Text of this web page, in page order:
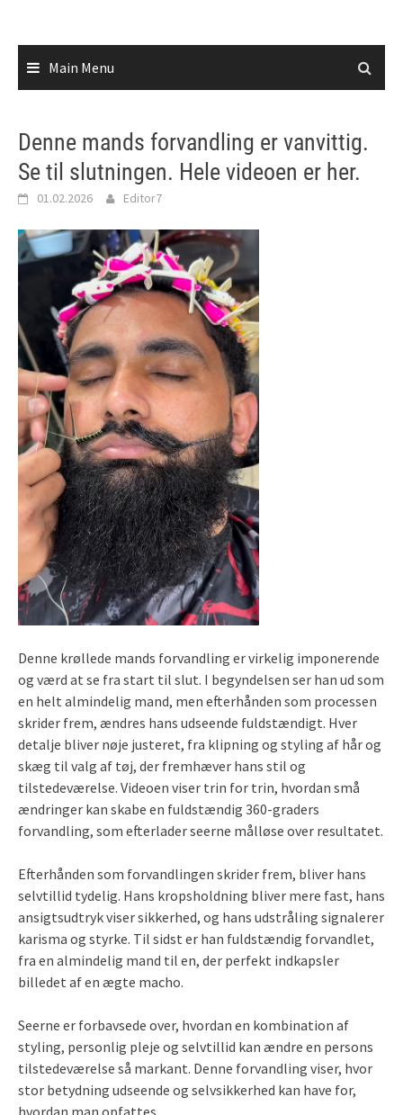
Main Menu
Denne mands forvandling er vanvittig.
Se til slutningen. Hele videoen er her.
01.02.2026 Editor7
Denne krøllede mands forvandling er virkelig imponerende
og værd at se fra start til slut. I begyndelsen ser han ud som
en helt almindelig mand, men efterhånden som processen
skrider frem, ændres hans udseende fuldstændigt. Hver
detalje bliver nøje justeret, fra klipning og styling af hår og
skæg til valg af tøj, der fremhæver hans stil og
tilstedeværelse. Videoen viser trin for trin, hvordan små
ændringer kan skabe en fuldstændig 360-graders
forvandling, som efterlader seerne målløse over resultatet.
Efterhånden som forvandlingen skrider frem, bliver hans
selvtillid tydelig. Hans kropsholdning bliver mere fast, hans
ansigtsudtryk viser sikkerhed, og hans udstråling signalerer
karisma og styrke. Til sidst er han fuldstændig forvandlet,
fra en almindelig mand til en, der perfekt indkapsler
billedet af en ægte macho.
Seerne er forbavsede over, hvordan en kombination af
styling, personlig pleje og selvtillid kan ændre en persons
tilstedeværelse så markant. Denne forvandling viser, hvor
stor betydning udseende og selvsikkerhed kan have for,